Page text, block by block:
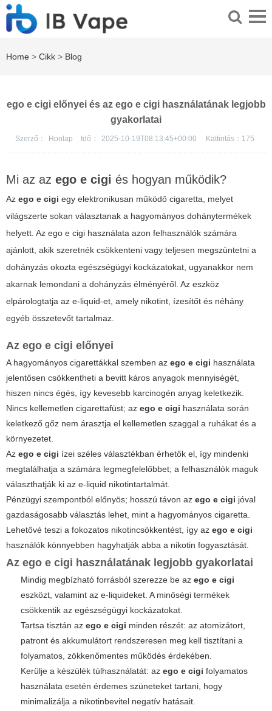
Home > Cikk > Blog
ego e cigi előnyei és az ego e cigi használatának legjobb
gyakorlatai
Szerző： Honlap Idő： 2025-10-19T08:13:45+00:00 Kattintás： 175
Mi az az ego e cigi és hogyan működik?
Az ego e cigi egy elektronikusan működő cigaretta, melyet
világszerte sokan választanak a hagyományos dohánytermékek
helyett. Az ego e cigi használata azon felhasználók számára
ajánlott, akik szeretnék csökkenteni vagy teljesen megszüntetni a
dohányzás okozta egészségügyi kockázatokat, ugyanakkor nem
akarnak lemondani a dohányzás élményéről. Az eszköz
elpárologtatja az e-liquid-et, amely nikotint, ízesítőt és néhány
egyéb összetevőt tartalmaz.
Az ego e cigi előnyei
A hagyományos cigarettákkal szemben az ego e cigi használata
jelentősen csökkentheti a bevitt káros anyagok mennyiségét,
hiszen nincs égés, így kevesebb karcinogén anyag keletkezik.
Nincs kellemetlen cigarettafüst; az ego e cigi használata során
keletkező gőz nem árasztja el kellemetlen szaggal a ruhákat és a
környezetet.
Az ego e cigi ízei széles választékban érhetők el, így mindenki
megtalálhatja a számára legmegfelelőbbet; a felhasználók maguk
választhatják ki az e-liquid nikotintartalmát.
Pénzügyi szempontból előnyös; hosszú távon az ego e cigi jóval
gazdaságosabb választás lehet, mint a hagyományos cigaretta.
Lehetővé teszi a fokozatos nikotincsökkentést, így az ego e cigi
használók könnyebben hagyhatják abba a nikotin fogyasztását.
Az ego e cigi használatának legjobb gyakorlatai
Mindig megbízható forrásból szerezze be az ego e cigi
eszközt, valamint az e-liquideket. A minőségi termékek
csökkentik az egészségügyi kockázatokat.
Tartsa tisztán az ego e cigi minden részét: az atomizátort,
patront és akkumulátort rendszeresen meg kell tisztítani a
folyamatos, zökkenőmentes működés érdekében.
Kerülje a készülék túlhasználatát: az ego e cigi folyamatos
használata esetén érdemes szüneteket tartani, hogy
minimalizálja a nikotinbevitel negatív hatásait.